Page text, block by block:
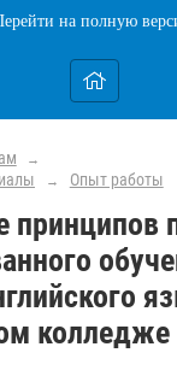
на полную
→
→ Опыт работы
принципов
колледже